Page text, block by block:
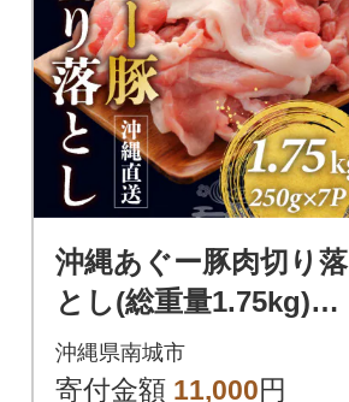
沖縄あぐー豚肉切り落
とし(総重量1.75kg)25
0g×7
沖縄県南城市
寄付金額 11,000円